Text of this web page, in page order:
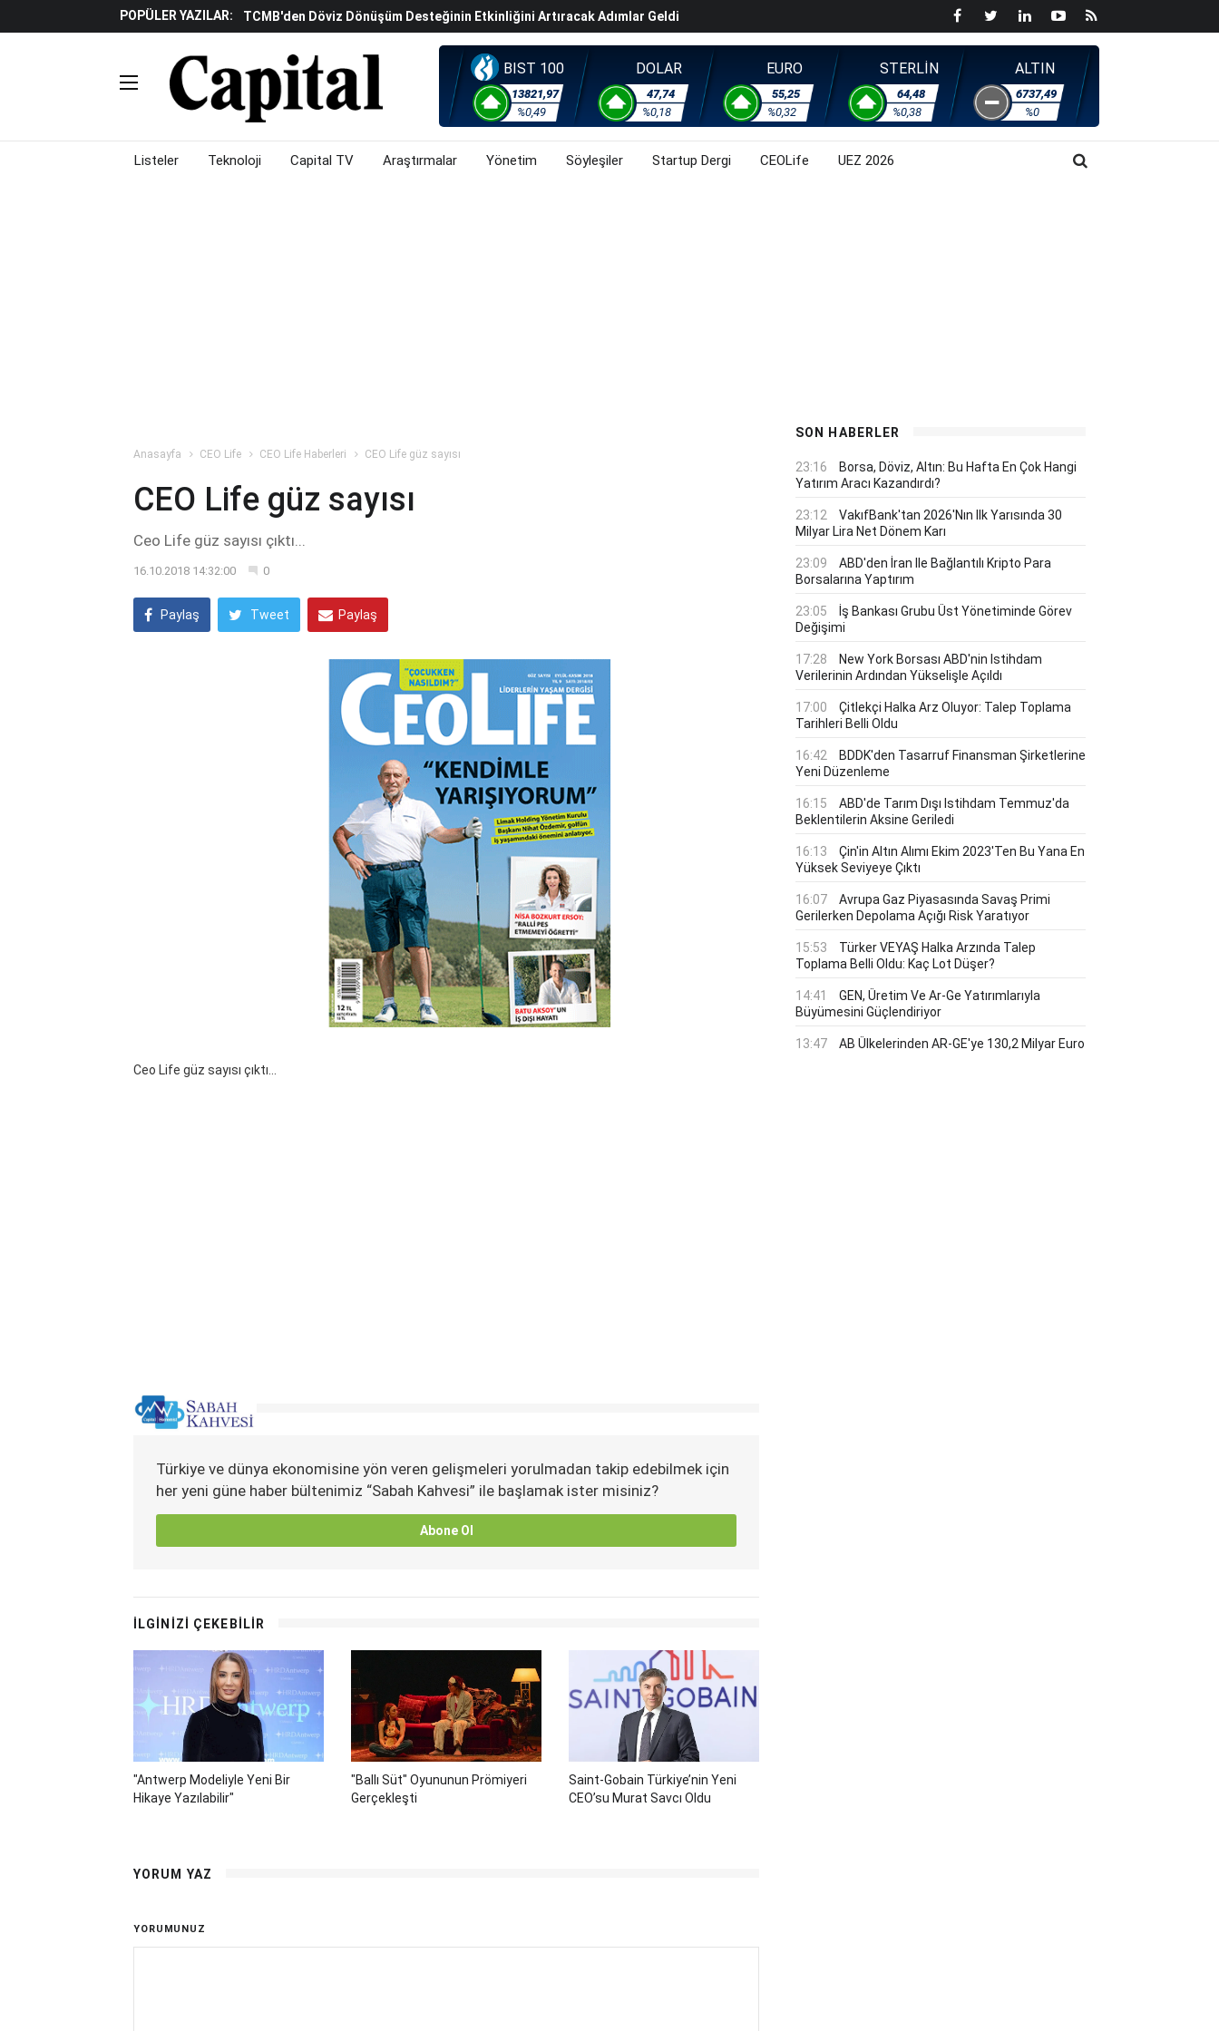
POPÜLER YAZILAR:
TCMB'den Döviz Dönüşüm Desteğinin Etkinliğini Artıracak Adımlar Geldi
Katılım Bankaları Yılın Ilk Yarısında 119,5 Milyar Liralık Sukuk Ihraç Etti
Küresel Piyasalarda Gelecek Hafta Gözler ABD'de Açıklanacak Tarım Dışı Istihdam
Verisine Çevrildi
Altınay Savunma Grubu C-Level Üst Yönetim Yapılanmasına Geçti
Çalışma Alanları Konser Sahnesine Dönüşüyor
BIST 100
13821,97
%0,49
DOLAR
47,74
%0,18
EURO
55,25
%0,32
STERLİN
64,48
%0,38
ALTIN
6737,49
%0
Listeler Teknoloji Capital TV Araştırmalar Yönetim Söyleşiler Startup Dergi CEOLife UEZ 2026
Anasayfa CEO Life CEO Life Haberleri CEO Life güz sayısı
CEO Life güz sayısı
Ceo Life güz sayısı çıktı...
16.10.2018 14:32:00 0
Paylaş Tweet Paylaş
Ceo Life güz sayısı çıktı...
Türkiye ve dünya ekonomisine yön veren gelişmeleri yorulmadan takip edebilmek için
her yeni güne haber bültenimiz “Sabah Kahvesi” ile başlamak ister misiniz?
Abone Ol
İLGİNİZİ ÇEKEBİLİR
"Antwerp Modeliyle Yeni Bir
Hikaye Yazılabilir"
"Ballı Süt" Oyununun Prömiyeri
Gerçekleşti
Saint-Gobain Türkiye’nin Yeni
CEO’su Murat Savcı Oldu
YORUM YAZ
YORUMUNUZ
SON HABERLER
23:16
Borsa, Döviz, Altın: Bu Hafta En Çok Hangi
Yatırım Aracı Kazandırdı?
23:12
VakıfBank'tan 2026'nın Ilk Yarısında 30
Milyar Lira Net Dönem Karı
23:09
ABD'den İran Ile Bağlantılı Kripto Para
Borsalarına Yaptırım
23:05
İş Bankası Grubu Üst Yönetiminde Görev
Değişimi
17:28
New York Borsası ABD'nin Istihdam
Verilerinin Ardından Yükselişle Açıldı
17:00
Çitlekçi Halka Arz Oluyor: Talep Toplama
Tarihleri Belli Oldu
16:42
BDDK'den Tasarruf Finansman Şirketlerine
Yeni Düzenleme
16:15
ABD'de Tarım Dışı Istihdam Temmuz'da
Beklentilerin Aksine Geriledi
16:13
Çin'in Altın Alımı Ekim 2023'ten Bu Yana En
Yüksek Seviyeye Çıktı
16:07
Avrupa Gaz Piyasasında Savaş Primi
Gerilerken Depolama Açığı Risk Yaratıyor
15:53
Türker VEYAŞ Halka Arzında Talep
Toplama Belli Oldu: Kaç Lot Düşer?
14:41
GEN, Üretim Ve Ar-Ge Yatırımlarıyla
Büyümesini Güçlendiriyor
13:47 AB Ülkelerinden AR-GE'ye 130,2 Milyar Euro